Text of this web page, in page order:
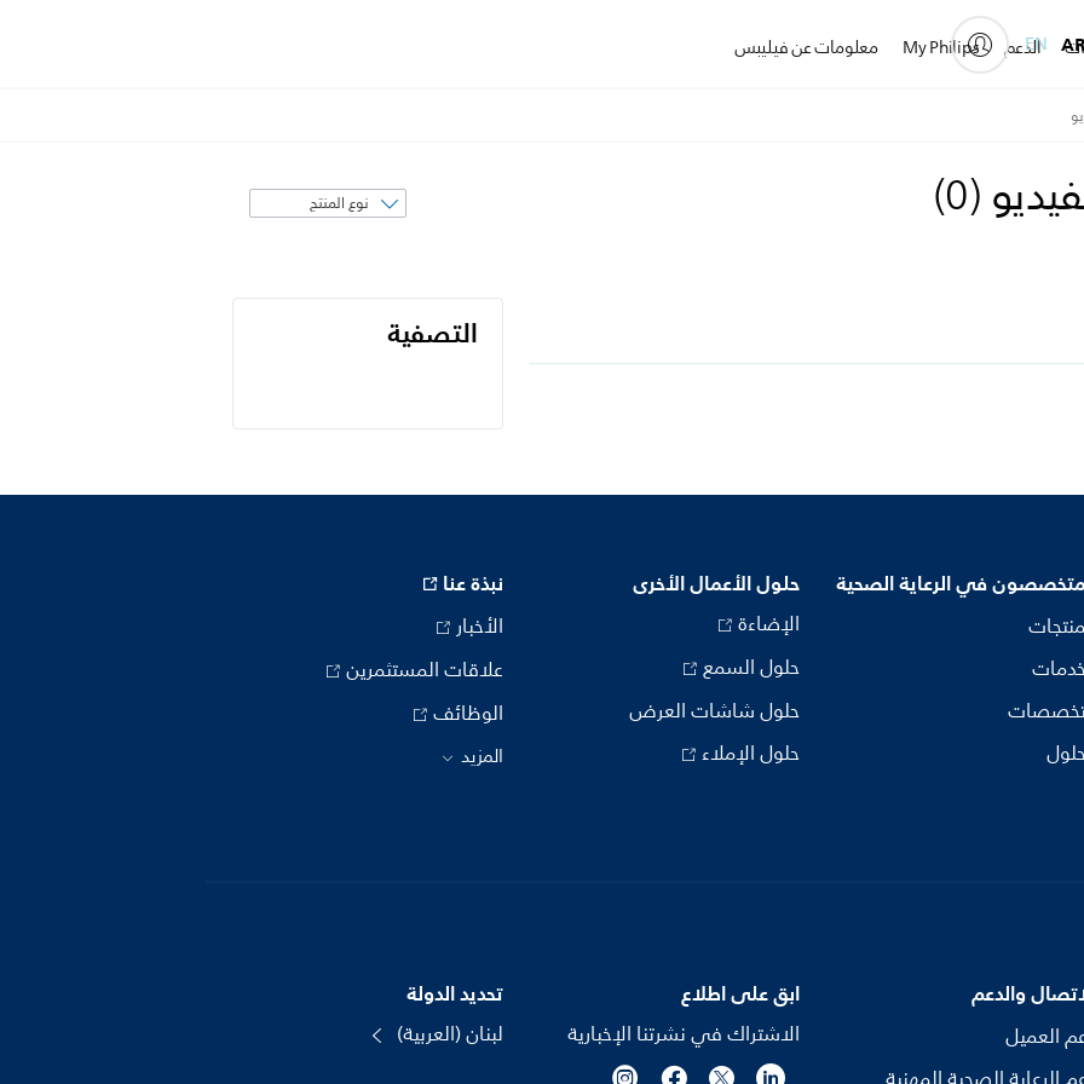
الدعم My Philips معلومات عن فيليبس EN
(
0
)
فرز
حسب
التصفية
في الرعاية الصحية حلول الأعمال الأخرى
الإضاءة
حلول السمع
حلول شاشات العرض
حلول الإملاء
نبذة عنا
الأخبار
علاقات المستثمرين
الوظائف
المزيد
والدعم
العميل
ابق على اطلاع
الاشتراك في نشرتنا الإخبارية
تحديد الدولة
لبنان (العربية)